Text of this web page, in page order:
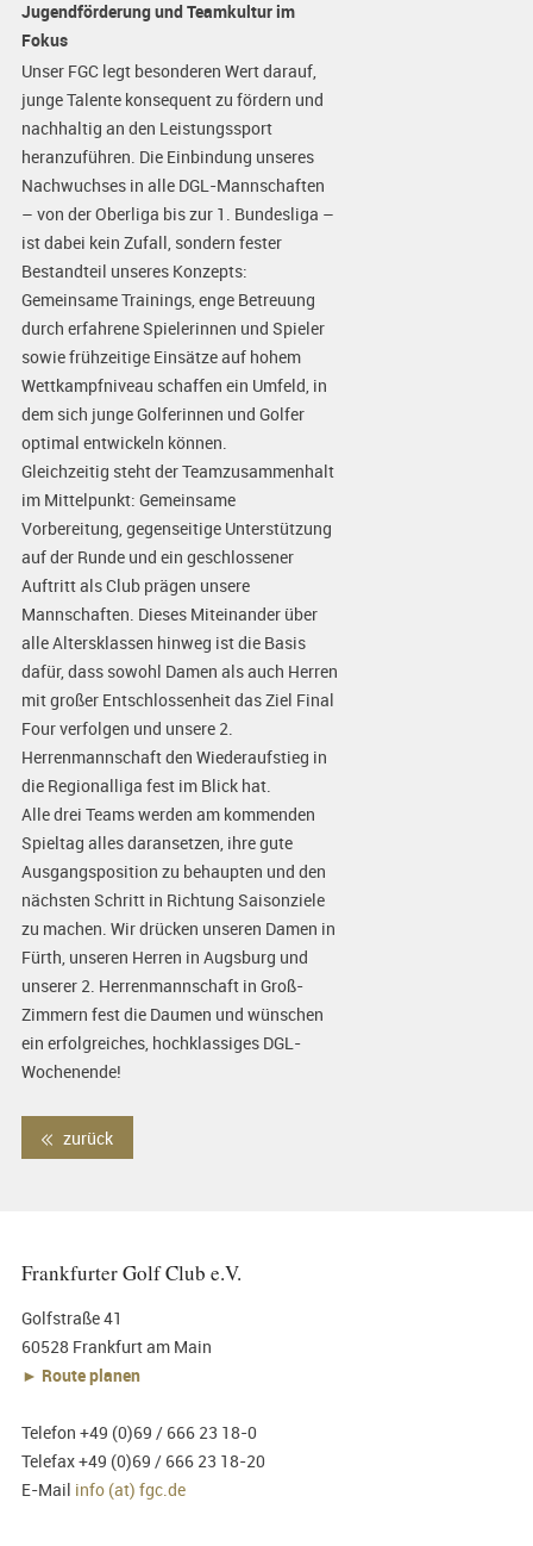
Jugendförderung und Teamkultur im
Fokus
Unser FGC legt besonderen Wert darauf,
junge Talente konsequent zu fördern und
nachhaltig an den Leistungssport
heranzuführen. Die Einbindung unseres
Nachwuchses in alle DGL-Mannschaften
– von der Oberliga bis zur 1. Bundesliga –
ist dabei kein Zufall, sondern fester
Bestandteil unseres Konzepts:
Gemeinsame Trainings, enge Betreuung
durch erfahrene Spielerinnen und Spieler
sowie frühzeitige Einsätze auf hohem
Wettkampfniveau schaffen ein Umfeld, in
dem sich junge Golferinnen und Golfer
optimal entwickeln können.
Gleichzeitig steht der Teamzusammenhalt
im Mittelpunkt: Gemeinsame
Vorbereitung, gegenseitige Unterstützung
auf der Runde und ein geschlossener
Auftritt als Club prägen unsere
Mannschaften. Dieses Miteinander über
alle Altersklassen hinweg ist die Basis
dafür, dass sowohl Damen als auch Herren
mit großer Entschlossenheit das Ziel Final
Four verfolgen und unsere 2.
Herrenmannschaft den Wiederaufstieg in
die Regionalliga fest im Blick hat.
Alle drei Teams werden am kommenden
Spieltag alles daransetzen, ihre gute
Ausgangsposition zu behaupten und den
nächsten Schritt in Richtung Saisonziele
zu machen. Wir drücken unseren Damen in
Fürth, unseren Herren in Augsburg und
unserer 2. Herrenmannschaft in Groß-
Zimmern fest die Daumen und wünschen
ein erfolgreiches, hochklassiges DGL-
Wochenende!
zurück
Frankfurter Golf Club e.V.
Golfstraße 41
60528 Frankfurt am Main
► Route planen
Telefon +49 (0)69 / 666 23 18-0
Telefax +49 (0)69 / 666 23 18-20
E-Mail info (at) fgc.de